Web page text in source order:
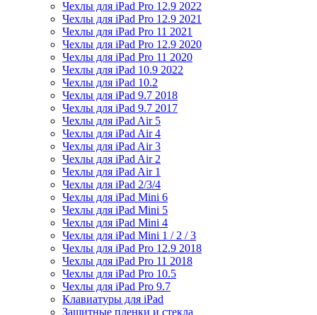
Чехлы для iPad Pro 12.9 2022
Чехлы для iPad Pro 12.9 2021
Чехлы для iPad Pro 11 2021
Чехлы для iPad Pro 12.9 2020
Чехлы для iPad Pro 11 2020
Чехлы для iPad 10.9 2022
Чехлы для iPad 10.2
Чехлы для iPad 9.7 2018
Чехлы для iPad 9.7 2017
Чехлы для iPad Air 5
Чехлы для iPad Air 4
Чехлы для iPad Air 3
Чехлы для iPad Air 2
Чехлы для iPad Air 1
Чехлы для iPad 2/3/4
Чехлы для iPad Mini 6
Чехлы для iPad Mini 5
Чехлы для iPad Mini 4
Чехлы для iPad Mini 1 / 2 / 3
Чехлы для iPad Pro 12.9 2018
Чехлы для iPad Pro 11 2018
Чехлы для iPad Pro 10.5
Чехлы для iPad Pro 9.7
Клавиатуры для iPad
Защитные пленки и стекла